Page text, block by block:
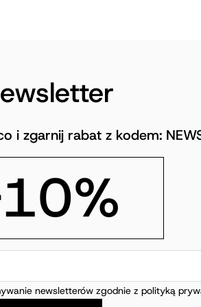
i zgarnij rabat z kodem:
newsletterów zgodnie z polityką